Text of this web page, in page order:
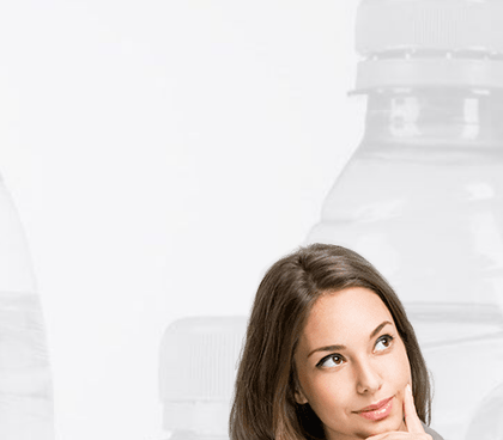
детской стоматологической клиники. У нас
а вода с собой есть не у всех. Поэтому нам
в кулере была всегда. В фирме «Водяной» воду